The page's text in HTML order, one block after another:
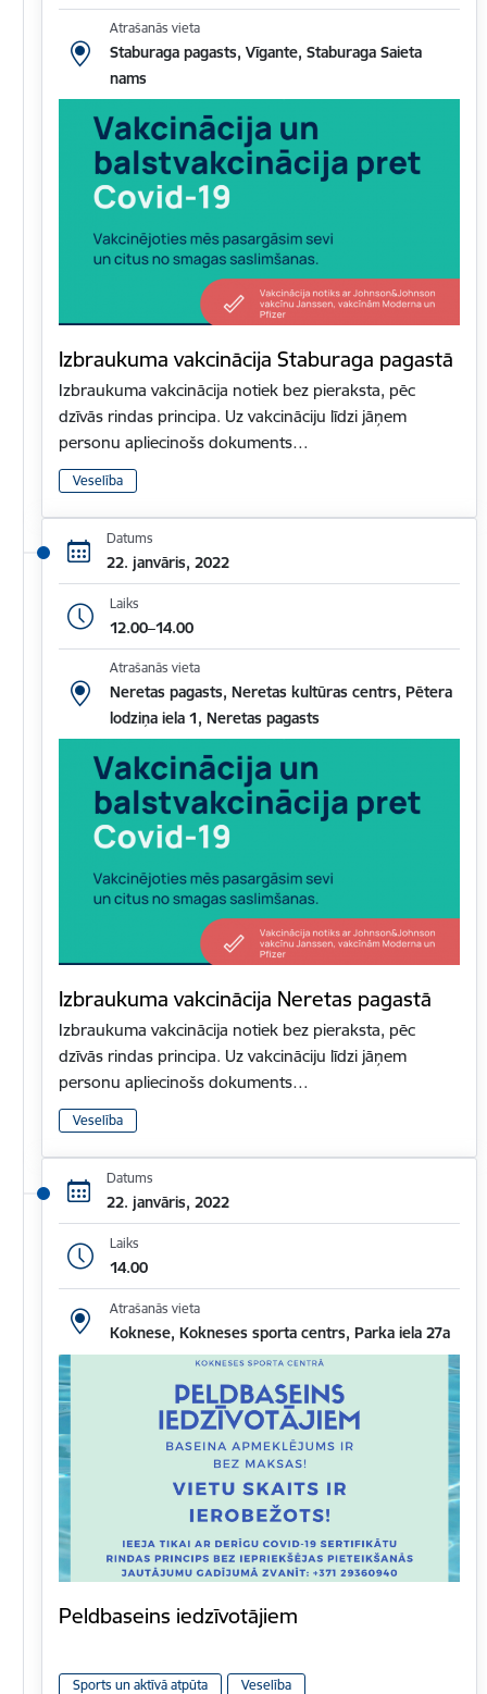
Atrašanās vieta
Staburaga pagasts, Vīgante, Staburaga Saieta
nams
Izbraukuma vakcinācija Staburaga pagastā
Izbraukuma vakcinācija notiek bez pieraksta, pēc
dzīvās rindas principa. Uz vakcināciju līdzi jāņem
personu apliecinošs dokuments…
Veselība
Datums
22. janvāris, 2022
Laiks
12.00–14.00
Atrašanās vieta
Neretas pagasts, Neretas kultūras centrs, Pētera
lodziņa iela 1, Neretas pagasts
Izbraukuma vakcinācija Neretas pagastā
Izbraukuma vakcinācija notiek bez pieraksta, pēc
dzīvās rindas principa. Uz vakcināciju līdzi jāņem
personu apliecinošs dokuments…
Veselība
Datums
22. janvāris, 2022
Laiks
14.00
Atrašanās vieta
Koknese, Kokneses sporta centrs, Parka iela 27a
Peldbaseins iedzīvotājiem
Sports un aktīvā atpūta Veselība